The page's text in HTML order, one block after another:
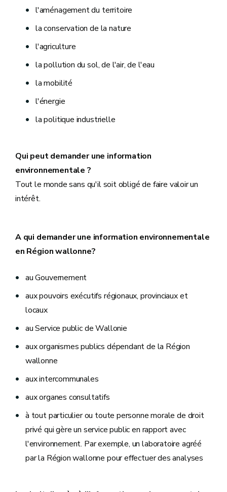
l'aménagement du territoire
la conservation de la nature
l'agriculture
la pollution du sol, de l'air, de l'eau
la mobilité
l'énergie
la politique industrielle
Qui peut demander une information
environnementale ?
Tout le monde sans qu'il soit obligé de faire valoir un
intérêt.
A qui demander une information environnementale
en Région wallonne?
au Gouvernement
aux pouvoirs exécutifs régionaux, provinciaux et
locaux
au Service public de Wallonie
aux organismes publics dépendant de la Région
wallonne
aux intercommunales
aux organes consultatifs
à tout particulier ou toute personne morale de droit
privé qui gère un service public en rapport avec
l'environnement. Par exemple, un laboratoire agréé
par la Région wallonne pour effectuer des analyses